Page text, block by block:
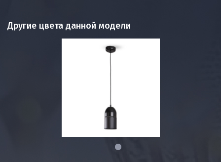
Другие цвета данной модели
1